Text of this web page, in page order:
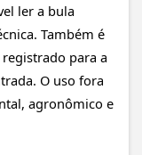
ler a bula
Também é
para a
O uso fora
agronômico e